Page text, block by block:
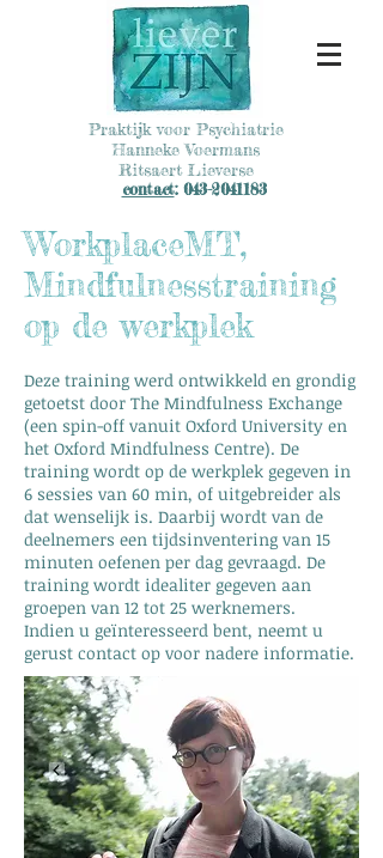
Praktijk voor Psychiatrie
Hanneke Voermans
Ritsaert Lieverse
contact: 043-2041183
WorkplaceMT,
Mindfulnesstraining
op de werkplek
Deze training werd ontwikkeld en grondig
getoetst door The Mindfulness Exchange
(een spin-off vanuit Oxford University en
het Oxford Mindfulness Centre). De
training wordt op de werkplek gegeven in
6 sessies van 60 min, of uitgebreider als
dat wenselijk is. Daarbij wordt van de
deelnemers een tijdsinventering van 15
minuten oefenen per dag gevraagd. De
training wordt idealiter gegeven aan
groepen van 12 tot 25 werknemers.
Indien u geïnteresseerd bent, neemt u
gerust contact op voor nadere informatie.